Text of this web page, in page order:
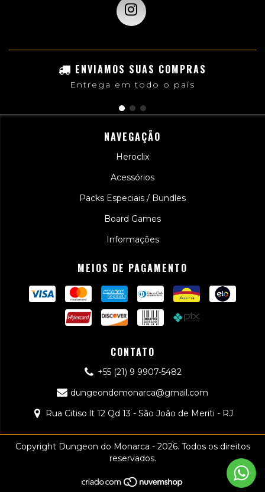
ENVIAMOS SUAS COMPRAS
Entrega em todo o país
NAVEGAÇÃO
Heroclix
Acessórios
Packs Especiais / Bundles
Board Games
Informações
MEIOS DE PAGAMENTO
CONTATO
+55 (21) 9 9907-5482
dungeondomonarca@gmail.com
Rua Citiso lt 12 Qd 13 - São João de Meriti - RJ
Copyright Dungeon do Monarca - 2026. Todos os direitos
reservados.